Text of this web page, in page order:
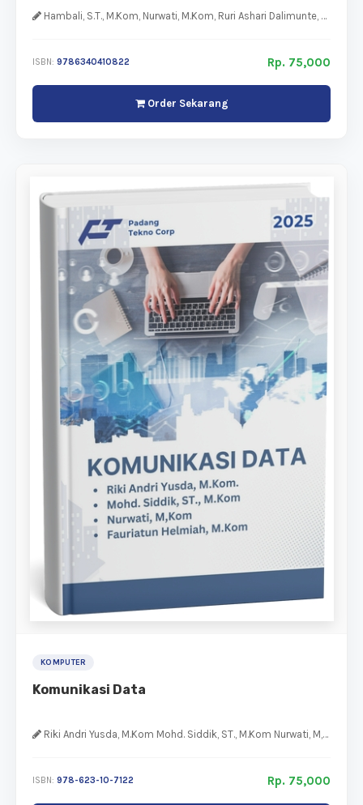
Hambali, S.T., M.Kom, Nurwati, M.Kom, Ruri Ashari Dalimunte, M.Kom
ISBN: 9786340410822 Rp. 75,000
Order Sekarang
KOMPUTER
Komunikasi Data
Riki Andri Yusda, M.Kom Mohd. Siddik, ST., M.Kom Nurwati, M,Kom Fauriatun Helmiah, M.Kom
ISBN: 978-623-10-7122 Rp. 75,000